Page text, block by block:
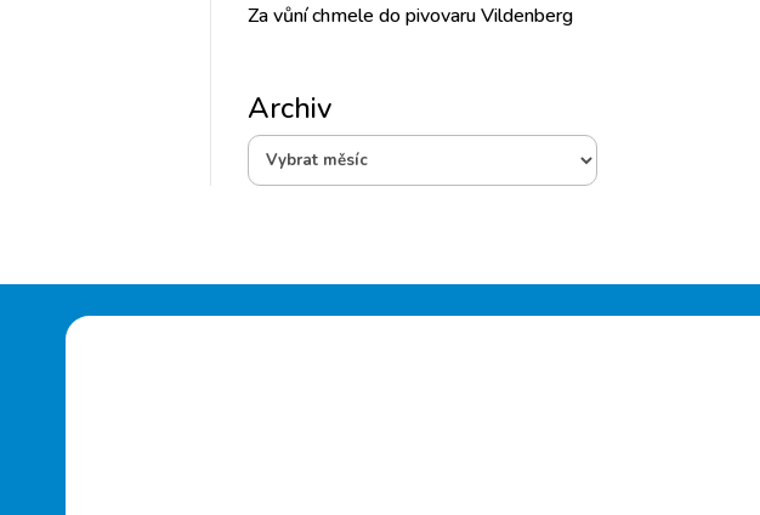
Za vůní chmele do pivovaru Vildenberg
ArchivArchiv